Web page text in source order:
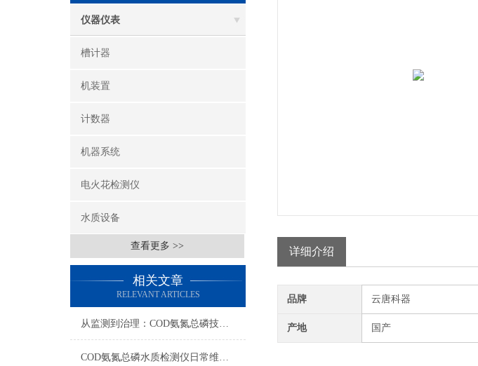
仪器仪表
槽计器
机装置
计数器
机器系统
电火花检测仪
水质设备
查看更多 >>
相关文章
RELEVANT ARTICLES
从监测到治理：COD氨氮总磷技术的双领域实战解析
COD氨氮总磷水质检测仪日常维护与试剂管理，降低故障率就靠这几招
详细介绍
品牌 云唐科器
产地 国产